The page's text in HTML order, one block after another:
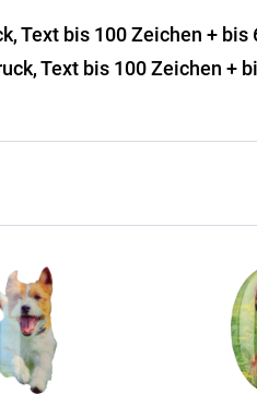
Text bis 100 Zeichen + bis
Text bis 100 Zeichen +